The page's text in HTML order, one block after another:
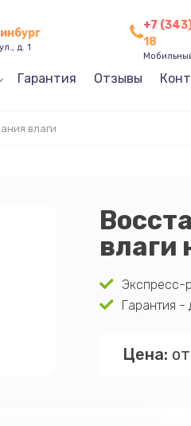
д. 1
+7
18
Гарантия Отзывы
влаги
влаги
Экспресс-
Гарантия -
Цена: